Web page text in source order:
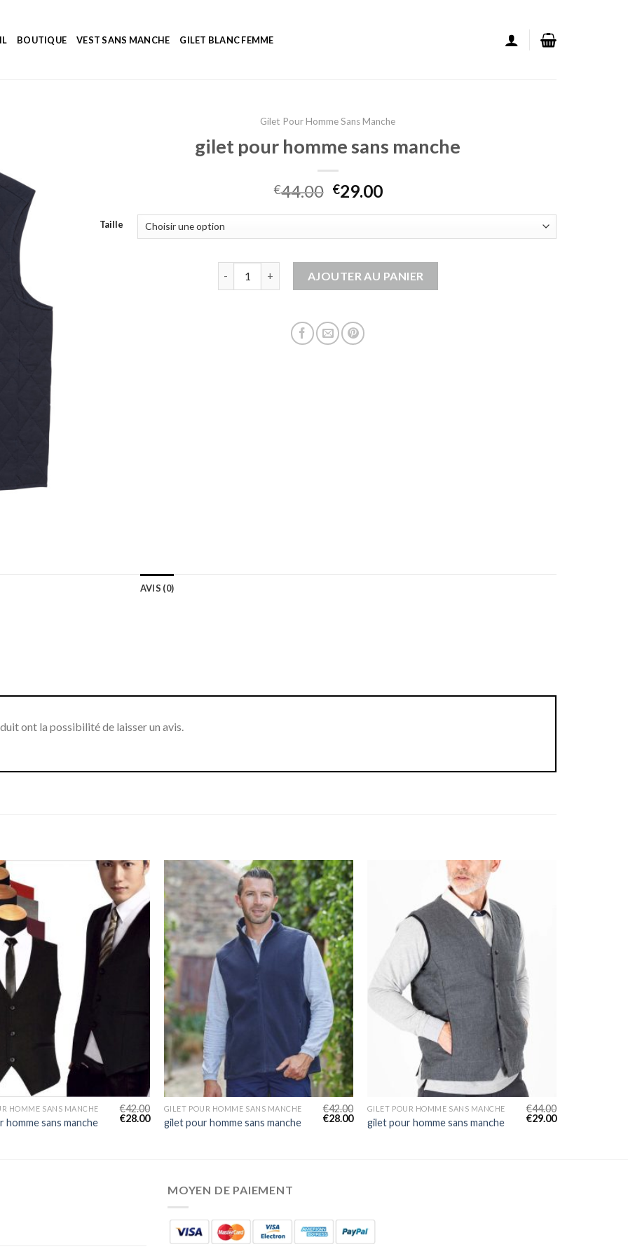
BOUTIQUE VEST SANS MANCHE GILET BLANC FEMME
Gilet Pour Homme Sans Manche
gilet pour homme sans manche
€44.00 €29.00
Taille
AJOUTER AU PANIER
AVIS (0)
ont la possibilité de laisser un avis.
HOMME SANS MANCHE
homme sans manche
€42.00
€28.00
GILET POUR HOMME SANS MANCHE
gilet pour homme sans manche
€42.00
€28.00
GILET POUR HOMME SANS MANCHE
gilet pour homme sans manche
€44.00
€29.00
MOYEN DE PAIEMENT